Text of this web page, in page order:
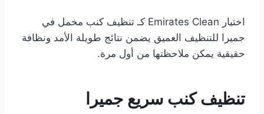
اختيار Emirates Clean كـ تنظيف كنب مخمل في
جميرا للتنظيف العميق يضمن نتائج طويلة الأمد ونظافة
حقيقية يمكن ملاحظتها من أول مرة.
تنظيف كنب سريع جميرا